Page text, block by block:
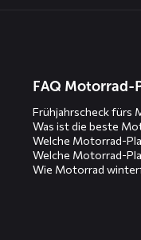
FAQ Motorrad-
Frühjahrscheck fürs
Was ist die beste
Welche Motorrad-
Welche Motorrad-
Wie Motorrad